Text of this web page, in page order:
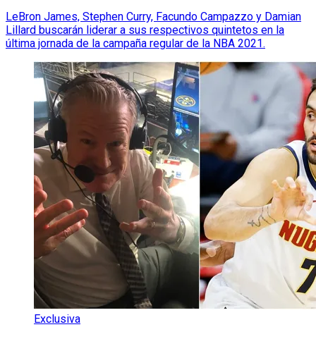
LeBron James, Stephen Curry, Facundo Campazzo y Damian
Lillard buscarán liderar a sus respectivos quintetos en la
última jornada de la campaña regular de la NBA 2021.
Exclusiva